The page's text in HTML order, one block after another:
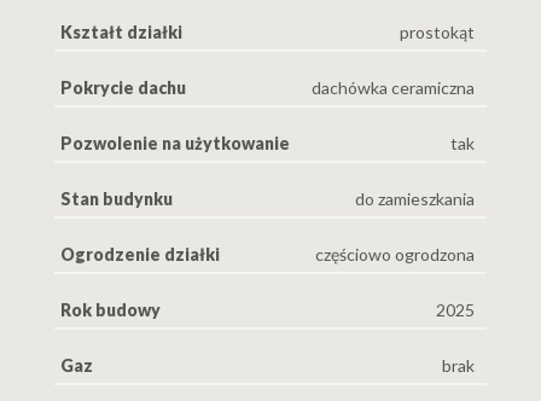
Kształt działki prostokąt
Pokrycie dachu dachówka ceramiczna
Pozwolenie na użytkowanie tak
Stan budynku do zamieszkania
Ogrodzenie działki częściowo ogrodzona
Rok budowy 2025
Gaz brak